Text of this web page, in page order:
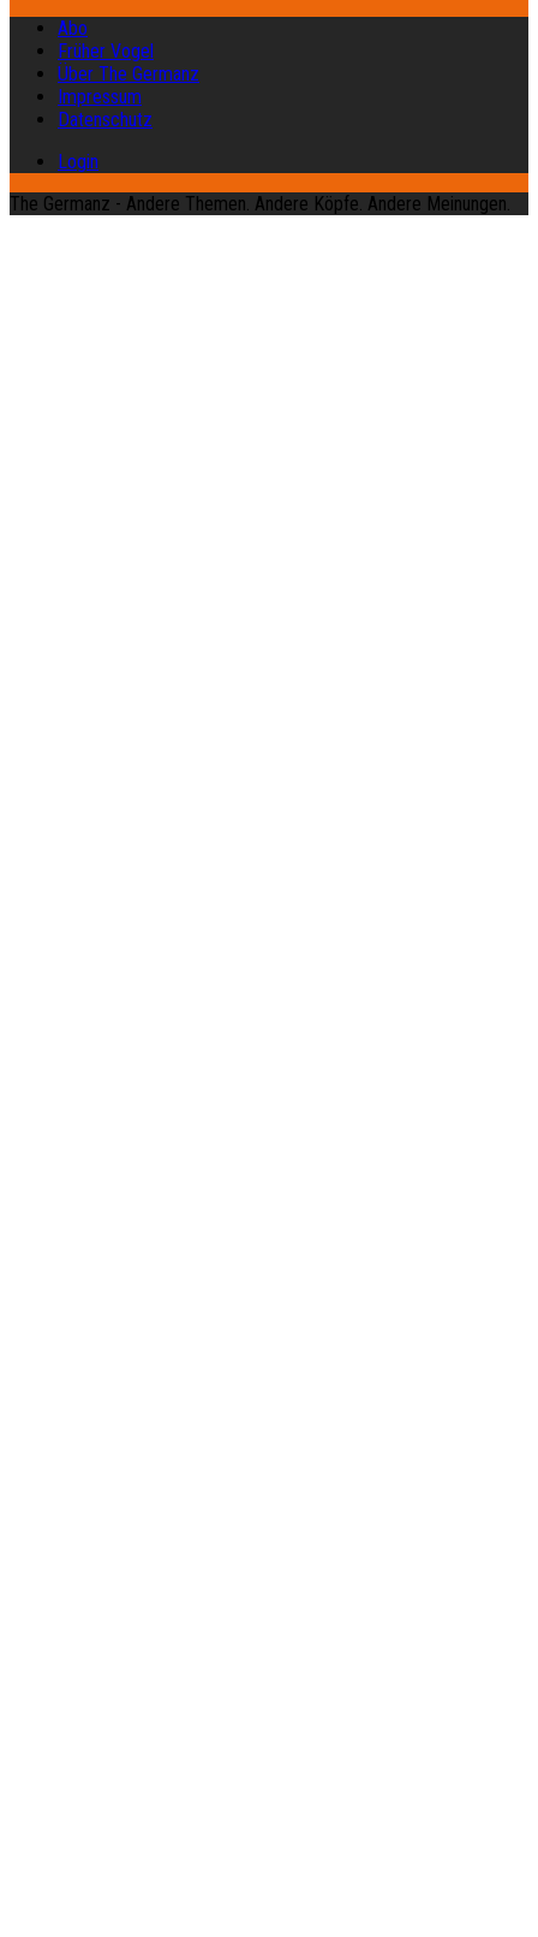
Abo
Früher Vogel
Über The Germanz
Impressum
Datenschutz
Login
The Germanz - Andere Themen. Andere Köpfe. Andere Meinungen.